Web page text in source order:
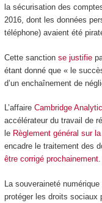
la sécurisation des
2016, dont les données
téléphone) avaient été
Cette sanction se justifie
étant donné que « le
d’un enchaînement de
L’affaire Cambridge
accélérateur du travail de
le Règlement général sur
encadre le traitement des
être corrigé prochainement.
La souveraineté
protéger les droits sociaux